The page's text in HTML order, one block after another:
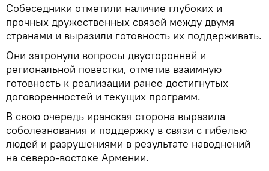
Собеседники отметили наличие глубоких и
прочных дружественных связей между двумя
странами и выразили готовность их поддерживать.
Они затронули вопросы двусторонней и
региональной повестки, отметив взаимную
готовность к реализации ранее достигнутых
договоренностей и текущих программ.
В свою очередь иранская сторона выразила
соболезнования и поддержку в связи с гибелью
людей и разрушениями в результате наводнений
на северо-востоке Армении.